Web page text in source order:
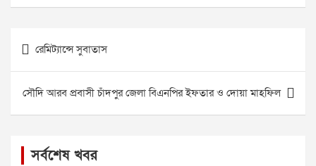
Post
navigation
রেমিট্যান্সে সুবাতাস
সৌদি আরব প্রবাসী চাঁদপুর জেলা বিএনপির ইফতার ও দোয়া মাহফিল
সর্বশেষ খবর